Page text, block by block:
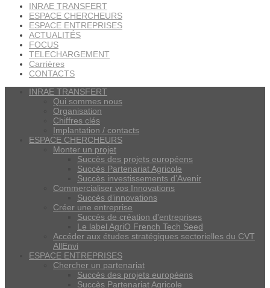
INRAE TRANSFERT
ESPACE CHERCHEURS
ESPACE ENTREPRISES
ACTUALITÉS
FOCUS
TELECHARGEMENT
Carrières
CONTACTS
INRAE TRANSFERT
Qui sommes nous
Organisation
Chiffres clés
Implantation / contacts
ESPACE CHERCHEURS
Monter un projet
Succès des projets européens
Succès Partenariat Agricole
Succès investissements d’Avenir
Commercialiser vos Innovations
Succès d’innovations
Créer une entreprise
Succès de création d'entreprises
Le label AgriO French Tech Seed
Accéder aux études stratégiques sectorielles du CVT
AllEnvi
ESPACE ENTREPRISES
Chercher un partenariat
Succès des projets européens
Succès Partenariat Agricole